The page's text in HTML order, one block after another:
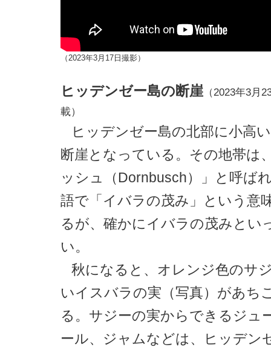
（2023年3月17日撮影）
ヒッデンゼー島の断崖 （2023年3月
載）
ヒッデンゼー島の北部に小高
断崖となっている。その地帯は
ッシュ（Dornbusch）」と呼ば
語で「イバラの茂み」という意
るが、確かにイバラの茂みとい
い。
秋になると、オレンジ色のサ
いイスバラの実（写真）があち
る。サジーの実からできるジュ
ール、ジャムなどは、ヒッデン